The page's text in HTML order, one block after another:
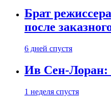
Брат
после
6 дней спустя
Ив Сен-Лоран:
1 неделя спустя